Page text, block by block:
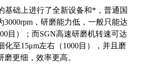
基础上进行了全新设备和*，普通国
3000rpm，研磨能力低，一般只能达
目）；而SGN高速研磨机转速可达
化至15μm左右（1000目），并且磨
更细，效率更高。